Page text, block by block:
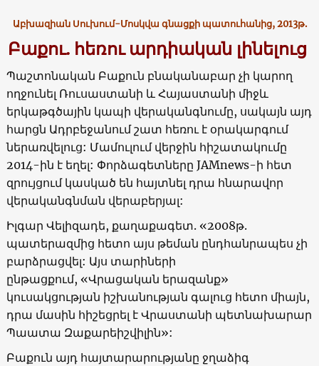
Աբխազիան Սուխում-Մոսկվա գնացքի պատուհանից, 2013թ.
Բաքու. հեռու արդիական լինելուց
Պաշտոնական Բաքուն բնականաբար չի կարող
ողջունել Ռուսաստանի և Հայաստանի միջև
երկաթգծային կապի վերականգնումը, սակայն այդ
հարցն Ադրբեջանում շատ հեռու է օրակարգում
ներառվելուց: Մամուլում վերջին հիշատակումը
2014-ին է եղել: Փորձագետները JAMnews-ի հետ
զրույցում կասկած են հայտնել դրա հնարավոր
վերականգնման վերաբերյալ:
Իլգար Վելիզադե, քաղաքագետ. «2008թ.
պատերազմից հետո այս թեման ընդհանրապես չի
բարձրացվել: Այս տարիների
ընթացքում, «Վրացական երազանք»
կուսակցության իշխանության գալուց հետո միայն,
դրա մասին հիշեցրել է Վրաստանի պետնախարար
Պաատա Զաքարեիշվիլին»:
Բաքուն այդ հայտարարությանը ջղաձիգ